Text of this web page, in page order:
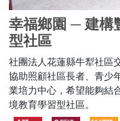
幸福鄉園 ─ 建構
型社區
社團法人花蓮縣牛犁社區
協助照顧社區長者、青少
業培力中心，希望能夠結
境教育學習型社區。